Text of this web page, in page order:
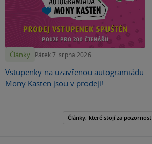
Články Pátek 7. srpna 2026
Vstupenky na uzavřenou autogramiádu
Mony Kasten jsou v prodeji!
Články, které stojí za pozornost